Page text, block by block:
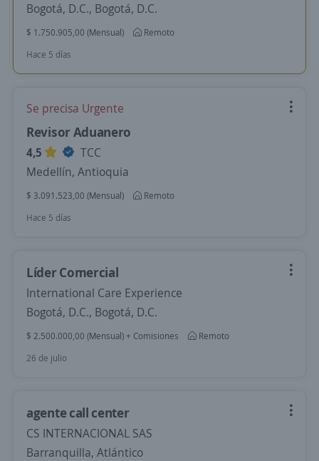
Bogotá, D.C., Bogotá, D.C.
$ 1.750.905,00 (Mensual)
Remoto
Hace 5 días
Se precisa Urgente
Revisor Aduanero
4,5
TCC
Medellín, Antioquia
$ 3.091.523,00 (Mensual)
Remoto
Hace 5 días
Líder Comercial
International Care Experience
Bogotá, D.C., Bogotá, D.C.
$ 2.500.000,00 (Mensual) + Comisiones
Remoto
26 de julio
agente call center
CS INTERNACIONAL SAS
Barranquilla, Atlántico